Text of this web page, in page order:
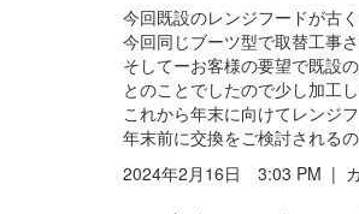
今回既設のレンジフードが古
今回同じブーツ型で取替工事さ
そしてーお客様の要望で既設
とのことでしたので少し加工
これから年末に向けてレンジ
年末前に交換をご検討される
2024年2月16日 3:03 PM | カ